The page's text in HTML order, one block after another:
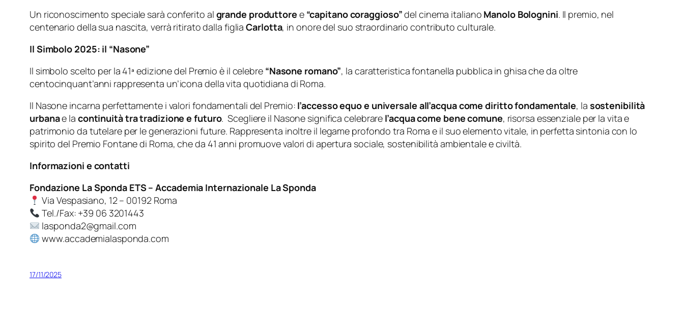
Un riconoscimento speciale sarà conferito al grande produttore e “capitano coraggioso”del cinema italiano Manolo Bolognini. Il premio, nel
centenario della sua nascita, verrà ritirato dalla figliaCarlotta, in onore del suo straordinario contributo culturale.
Il Simbolo 2025: il “Nasone”
Il simbolo scelto per la 41ª edizione del Premio è il celebre “Nasone romano”, la caratteristica fontanella pubblica in ghisa che da oltre
centocinquant’anni rappresenta un’icona della vita quotidiana di Roma.
Il Nasone incarna perfettamente i valori fondamentali del Premio: l’accesso equo e universale all’acqua come diritto fondamentale, la sostenibilità
urbanae la continuità tra tradizione e futuro. Scegliere il Nasone significa celebrare l’acqua come bene comune, risorsa essenziale per la vita e
patrimonio da tutelare per le generazioni future. Rappresenta inoltre il legame profondo tra Roma e il suo elemento vitale, in perfetta sintonia con lo
spirito del Premio Fontane di Roma, che da 41 anni promuove valori di apertura sociale, sostenibilità ambientale e civiltà.
Informazioni e contatti
Fondazione La Sponda ETS – Accademia Internazionale La Sponda
Via Vespasiano, 12 – 00192 Roma
Tel./Fax: +39 06 3201443
lasponda2@gmail.com
www.accademialasponda.com
17/11/2025